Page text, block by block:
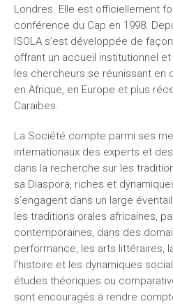
Londres. Elle est officiellement
conférence du Cap en 1998.
ISOLA s’est développée de
offrant un accueil institutionnel
les chercheurs se réunissant en
en Afrique, en Europe et plus
Caraïbes.
La Société compte parmi ses
internationaux des experts et
dans la recherche sur les
sa Diaspora, riches et
s’engagent dans un large
les traditions orales africaines,
contemporaines, dans des
performance, les arts littéraires,
l’histoire et les dynamiques
études théoriques ou
sont encouragés à rendre